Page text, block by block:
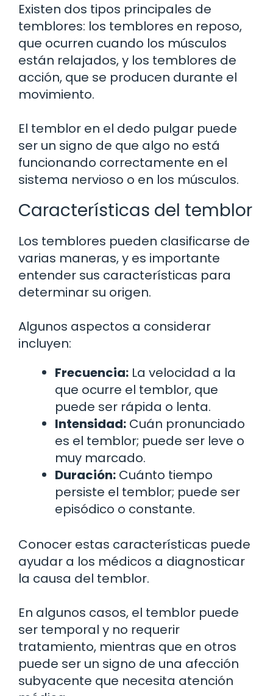
Existen dos tipos principales de
temblores: los temblores en reposo,
que ocurren cuando los músculos
están relajados, y los temblores de
acción, que se producen durante el
movimiento.
El temblor en el dedo pulgar puede
ser un signo de que algo no está
funcionando correctamente en el
sistema nervioso o en los músculos.
Características del temblor
Los temblores pueden clasificarse de
varias maneras, y es importante
entender sus características para
determinar su origen.
Algunos aspectos a considerar
incluyen:
Frecuencia: La velocidad a la
que ocurre el temblor, que
puede ser rápida o lenta.
Intensidad: Cuán pronunciado
es el temblor; puede ser leve o
muy marcado.
Duración: Cuánto tiempo
persiste el temblor; puede ser
episódico o constante.
Conocer estas características puede
ayudar a los médicos a diagnosticar
la causa del temblor.
En algunos casos, el temblor puede
ser temporal y no requerir
tratamiento, mientras que en otros
puede ser un signo de una afección
subyacente que necesita atención